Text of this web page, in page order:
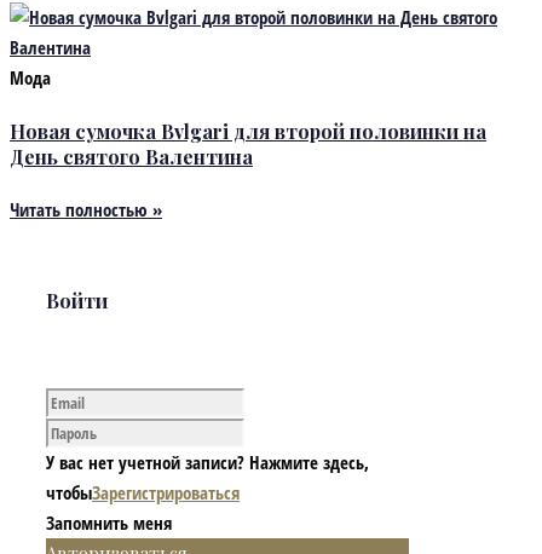
Мода
Новая сумочка Bvlgari для второй половинки на
День святого Валентина
Читать полностью »
Войти
У вас нет учетной записи? Нажмите здесь,
чтобыЗарегистрироваться
Запомнить меня